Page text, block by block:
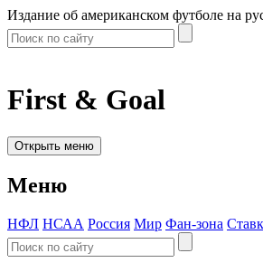
Издание об американском футболе на
First & Goal
Открыть меню
Меню
НФЛ НСАА Россия Мир Фан-зона